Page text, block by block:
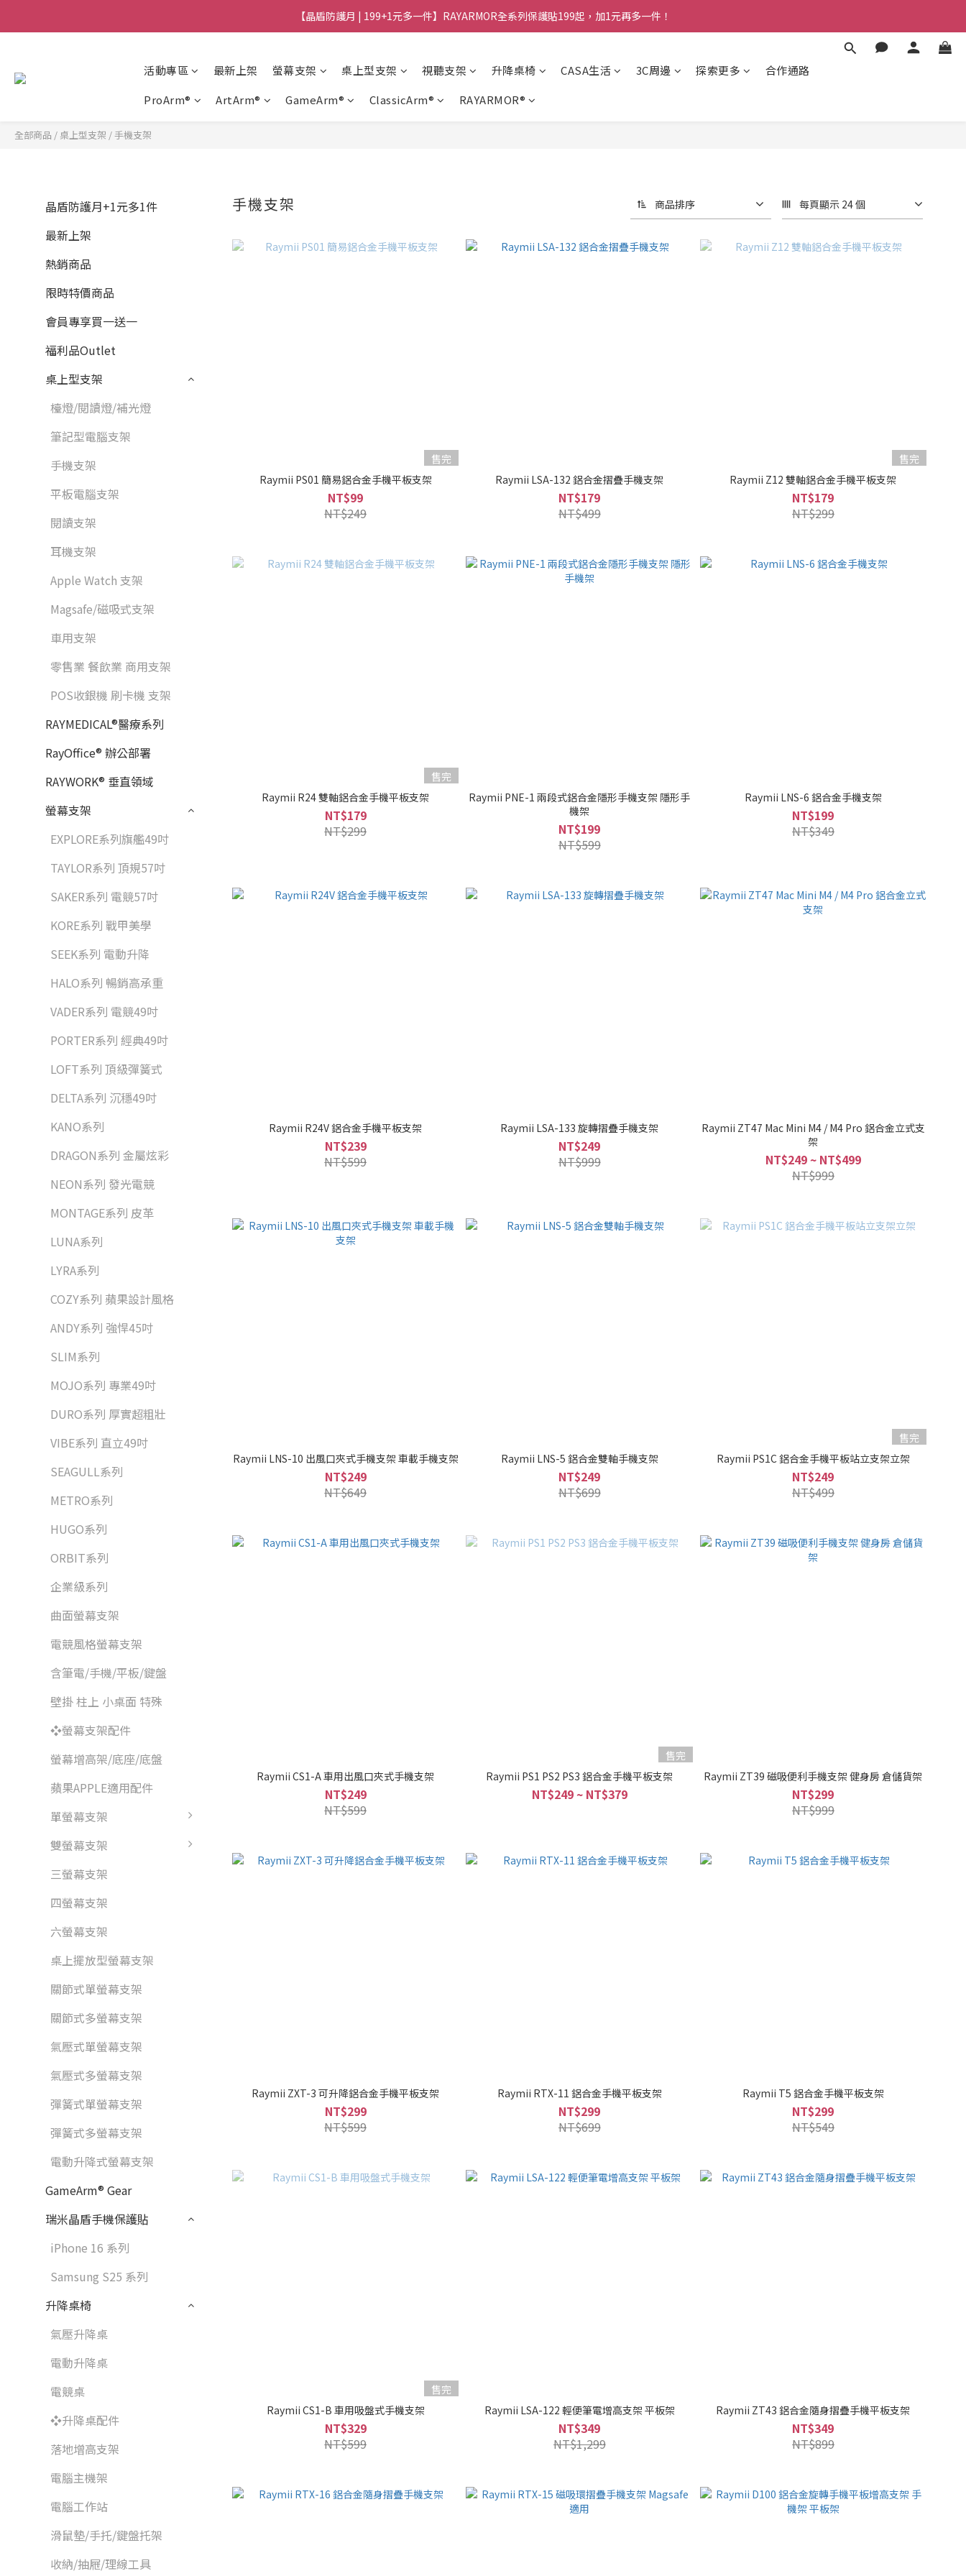
【晶盾防護月 | 199+1元多一件】RAYARMOR全系列保護貼199起，加1元再多一件！
活動專區 最新上架 螢幕支架 桌上型支架 視聽支架 升降桌椅 CASA生活 3C周邊 探索更多
合作通路
ProArm®
ArtArm® GameArm® ClassicArm® RAYARMOR®
全部商品 / 桌上型支架 /手機支架
晶盾防護月+1元多1件
最新上架
熱銷商品
限時特價商品
會員專享買一送一
福利品Outlet
桌上型支架
檯燈/閱讀燈/補光燈
筆記型電腦支架
手機支架
平板電腦支架
閱讀支架
耳機支架
Apple Watch 支架
Magsafe/磁吸式支架
車用支架
零售業 餐飲業 商用支架
POS收銀機 刷卡機 支架
RAYMEDICAL®醫療系列
RayOffice® 辦公部署
RAYWORK® 垂直領域
螢幕支架
EXPLORE系列旗艦49吋
TAYLOR系列 頂規57吋
SAKER系列 電競57吋
KORE系列 戰甲美學
SEEK系列 電動升降
HALO系列 暢銷高承重
VADER系列 電競49吋
PORTER系列 經典49吋
LOFT系列 頂級彈簧式
DELTA系列 沉穩49吋
KANO系列
DRAGON系列 金屬炫彩
NEON系列 發光電競
MONTAGE系列 皮革
LUNA系列
LYRA系列
COZY系列 蘋果設計風格
ANDY系列 強悍45吋
SLIM系列
MOJO系列 專業49吋
DURO系列 厚實超粗壯
VIBE系列 直立49吋
SEAGULL系列
METRO系列
HUGO系列
ORBIT系列
企業級系列
曲面螢幕支架
電競風格螢幕支架
含筆電/手機/平板/鍵盤
壁掛 柱上 小桌面 特殊
❖螢幕支架配件
螢幕增高架/底座/底盤
蘋果APPLE適用配件
單螢幕支架
雙螢幕支架
三螢幕支架
四螢幕支架
六螢幕支架
桌上擺放型螢幕支架
關節式單螢幕支架
關節式多螢幕支架
氣壓式單螢幕支架
氣壓式多螢幕支架
彈簧式單螢幕支架
彈簧式多螢幕支架
電動升降式螢幕支架
GameArm® Gear
瑞米晶盾手機保護貼
iPhone 16 系列
Samsung S25 系列
升降桌椅
氣壓升降桌
電動升降桌
電競桌
❖升降桌配件
落地增高支架
電腦主機架
電腦工作站
滑鼠墊/手托/鍵盤托架
收納/抽屜/理線工具
手機支架 商品排序 每頁顯示 24 個
售完
Raymii PS01 簡易鋁合金手機平板支架
NT$99
NT$249
Raymii LSA-132 鋁合金摺疊手機支架
NT$179
NT$499
售完
Raymii Z12 雙軸鋁合金手機平板支架
NT$179
NT$299
售完
Raymii R24 雙軸鋁合金手機平板支架
NT$179
NT$299
Raymii PNE-1 兩段式鋁合金隱形手機支架 隱形手
機架
NT$199
NT$599
Raymii LNS-6 鋁合金手機支架
NT$199
NT$349
Raymii R24V 鋁合金手機平板支架
NT$239
NT$599
Raymii LSA-133 旋轉摺疊手機支架
NT$249
NT$999
Raymii ZT47 Mac Mini M4 / M4 Pro 鋁合金立式支
架
NT$249 ~ NT$499
NT$999
Raymii LNS-10 出風口夾式手機支架 車載手機支架
NT$249
NT$649
Raymii LNS-5 鋁合金雙軸手機支架
NT$249
NT$699
售完
Raymii PS1C 鋁合金手機平板站立支架立架
NT$249
NT$499
Raymii CS1-A 車用出風口夾式手機支架
NT$249
NT$599
售完
Raymii PS1 PS2 PS3 鋁合金手機平板支架
NT$249 ~ NT$379
Raymii ZT39 磁吸便利手機支架 健身房 倉儲貨架
NT$299
NT$999
Raymii ZXT-3 可升降鋁合金手機平板支架
NT$299
NT$599
Raymii RTX-11 鋁合金手機平板支架
NT$299
NT$699
Raymii T5 鋁合金手機平板支架
NT$299
NT$549
售完
Raymii CS1-B 車用吸盤式手機支架
NT$329
NT$599
Raymii LSA-122 輕便筆電增高支架 平板架
NT$349
NT$1,299
Raymii ZT43 鋁合金隨身摺疊手機平板支架
NT$349
NT$899